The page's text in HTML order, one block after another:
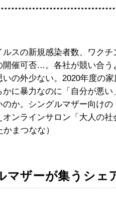
ルスの新規感染者数、ワク
開催可否…。各社が競い合う
いの外少ない。2020年度の
かに暴力なのに「自分が悪
のか。シングルマザー向け
オンラインサロン「大人の
まつなな）
マザーが集うシェ